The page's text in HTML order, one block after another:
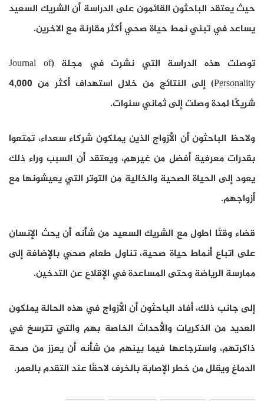
حيث يعتقد الباحثون القائمون على الدراسة أن الشريك السعيد
يساعد في تبني نمط حياة صحي أكثر مقارنة مع الاخرين.
توصلت هذه الدراسة التي نشرت في مجلة (Journal of
Personality) إلى النتائج من خلال استهداف أكثر من 4,000
شريكًا لمدة وصلت إلى ثماني سنوات.
ولاحظ الباحثون أن الأزواج الذين يملكون شركاء سعداء، تمتعوا
بقدرات معرفية أفضل من غيرهم، ويعتقد أن السبب وراء ذلك
يعود إلى الحياة الصحية والخالية من التوتر التي يعيشونها مع
أزواجهم.
قضاء وقتًا اطول مع الشريك السعيد من شأنه أن يحث الإنسان
على اتباع أنماط حياة صحية، تناول طعام صحي بالإضافة إلى
ممارسة الرياضة وحتى المساعدة في الإقلاع عن التدخين.
إلى جانب ذلك، أفاد الباحثون أن الأزواج في هذه الحالة يملكون
العديد من الذكريات والأحداث الخاصة بهم والتي تترسخ في
ذاكرتهم، واسترجاعها فيما بينهم من شأنه أن يعزز من صحة
الدماغ ويقلل من خطر الإصابة بالخرف لاحقًا عند التقدم بالعمر.